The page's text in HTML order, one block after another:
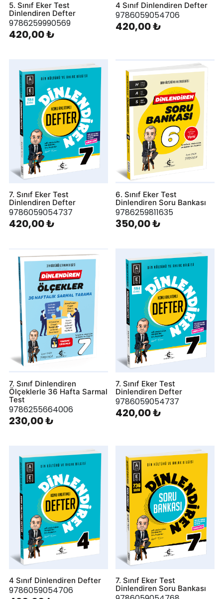
5. Sınıf Eker Test
Dinlendiren Defter
9786259990569
420,00 ₺
4 Sınıf Dinlendiren Defter
9786059054706
420,00 ₺
7. Sınıf Eker Test
Dinlendiren Defter
9786059054737
420,00 ₺
6. Sınıf Eker Test
Dinlendiren Soru Bankası
9786259811635
350,00 ₺
7. Sınıf Dinlendiren
Ölçeklerle 36 Hafta Sarmal
Test
9786255664006
230,00 ₺
7. Sınıf Eker Test
Dinlendiren Defter
9786059054737
420,00 ₺
4 Sınıf Dinlendiren Defter
9786059054706
7. Sınıf Eker Test
Dinlendiren Soru Bankası